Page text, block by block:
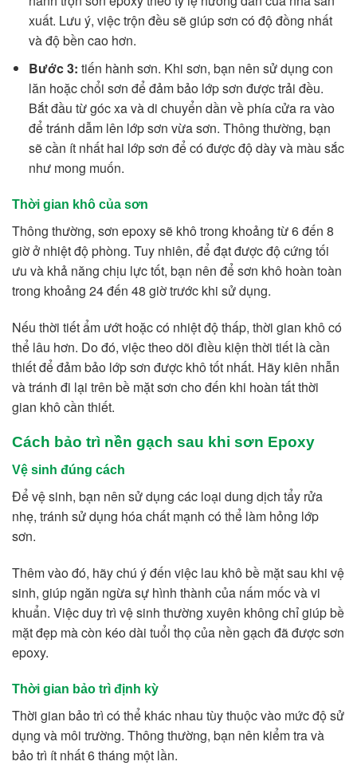
xuất. Lưu ý, việc trộn đều sẽ giúp sơn có độ đồng nhất
và độ bền cao hơn.
Bước 3: tiến hành sơn. Khi sơn, bạn nên sử dụng con
lăn hoặc chổi sơn để đảm bảo lớp sơn được trải đều.
Bắt đầu từ góc xa và di chuyển dần về phía cửa ra vào
để tránh dẫm lên lớp sơn vừa sơn. Thông thường, bạn
sẽ cần ít nhất hai lớp sơn để có được độ dày và màu sắc
như mong muốn.
Thời gian khô của sơn
Thông thường, sơn epoxy sẽ khô trong khoảng từ 6 đến 8
giờ ở nhiệt độ phòng. Tuy nhiên, để đạt được độ cứng tối
ưu và khả năng chịu lực tốt, bạn nên để sơn khô hoàn toàn
trong khoảng 24 đến 48 giờ trước khi sử dụng.
Nếu thời tiết ẩm ướt hoặc có nhiệt độ thấp, thời gian khô có
thể lâu hơn. Do đó, việc theo dõi điều kiện thời tiết là cần
thiết để đảm bảo lớp sơn được khô tốt nhất. Hãy kiên nhẫn
và tránh đi lại trên bề mặt sơn cho đến khi hoàn tất thời
gian khô cần thiết.
Cách bảo trì nền gạch sau khi sơn Epoxy
Vệ sinh đúng cách
Để vệ sinh, bạn nên sử dụng các loại dung dịch tẩy rửa
nhẹ, tránh sử dụng hóa chất mạnh có thể làm hỏng lớp
sơn.
Thêm vào đó, hãy chú ý đến việc lau khô bề mặt sau khi vệ
sinh, giúp ngăn ngừa sự hình thành của nấm mốc và vi
khuẩn. Việc duy trì vệ sinh thường xuyên không chỉ giúp bề
mặt đẹp mà còn kéo dài tuổi thọ của nền gạch đã được sơn
epoxy.
Thời gian bảo trì định kỳ
Thời gian bảo trì có thể khác nhau tùy thuộc vào mức độ sử
dụng và môi trường. Thông thường, bạn nên kiểm tra và
bảo trì ít nhất 6 tháng một lần.